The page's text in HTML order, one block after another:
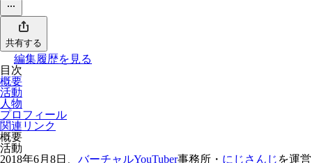
共有する
編集履歴を見る
目次
概要
活動
人物
プロフィール
関連リンク
概要
活動
2018年6月8日、 バーチャルYouTuber事務所・ にじさんじ を運営